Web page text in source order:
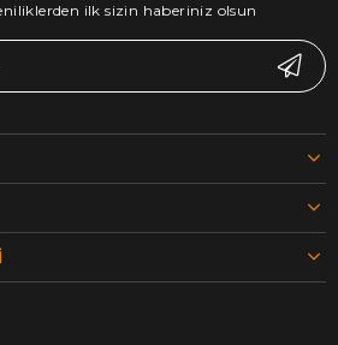
ilk sizin haberiniz olsun